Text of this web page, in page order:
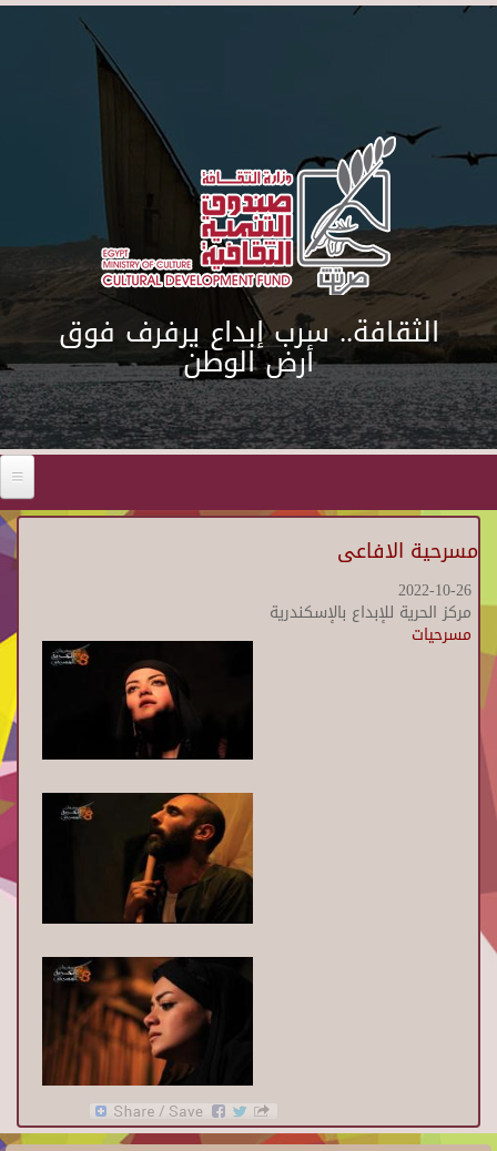
Skip to main content
الثقافة.. سرب إبداع يرفرف فوق
أرض الوطن
مسرحية الافاعى
2022-10-26
مركز الحرية للإبداع بالإسكندرية
مسرحيات